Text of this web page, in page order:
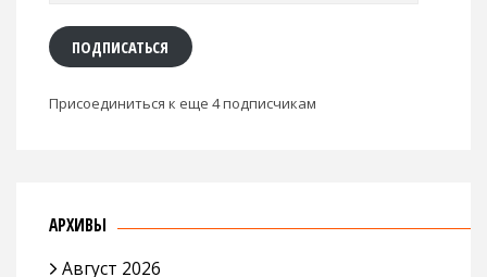
ПОДПИСАТЬСЯ
Присоединиться к еще 4 подписчикам
АРХИВЫ
Август 2026